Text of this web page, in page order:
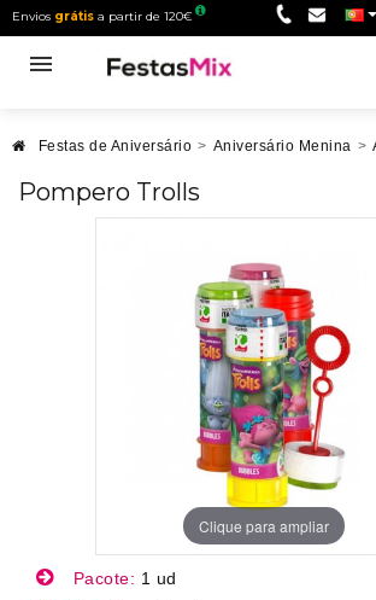
Envios grátis a partir de 120€
Festas de Aniversário > Aniversário Menina >
Pompero Trolls
Clique para ampliar
Pacote: 1 ud